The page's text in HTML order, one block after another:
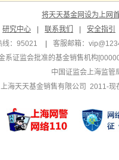
将天天基金网设为上网
研究中心 联系我们
安全指引
线：95021
客服邮箱：
系证监会批准的基金销售机构
中国证监会上海监管
海天天基金销售有限公司 2011-